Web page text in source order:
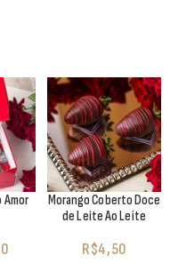
Amor
Morango Coberto Doce
de Leite Ao Leite
R$4,50